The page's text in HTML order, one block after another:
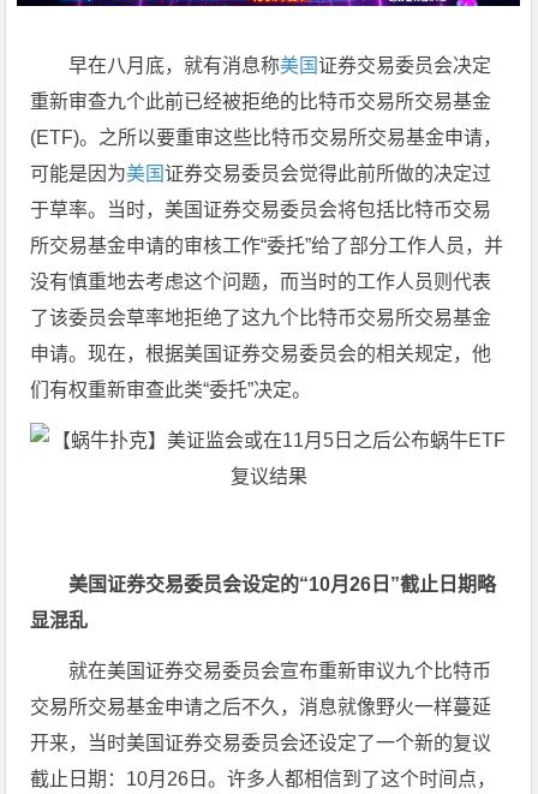
早在八月底，就有消息称美国证券交易委员会决定
重新审查九个此前已经被拒绝的比特币交易所交易基金
(ETF)。之所以要重审这些比特币交易所交易基金申请，
可能是因为美国证券交易委员会觉得此前所做的决定过
于草率。当时，美国证券交易委员会将包括比特币交易
所交易基金申请的审核工作“委托”给了部分工作人员，并
没有慎重地去考虑这个问题，而当时的工作人员则代表
了该委员会草率地拒绝了这九个比特币交易所交易基金
申请。现在，根据美国证券交易委员会的相关规定，他
们有权重新审查此类“委托”决定。
美国证券交易委员会设定的“10月26日”截止日期略
显混乱
就在美国证券交易委员会宣布重新审议九个比特币
交易所交易基金申请之后不久，消息就像野火一样蔓延
开来，当时美国证券交易委员会还设定了一个新的复议
截止日期：10月26日。许多人都相信到了这个时间点，